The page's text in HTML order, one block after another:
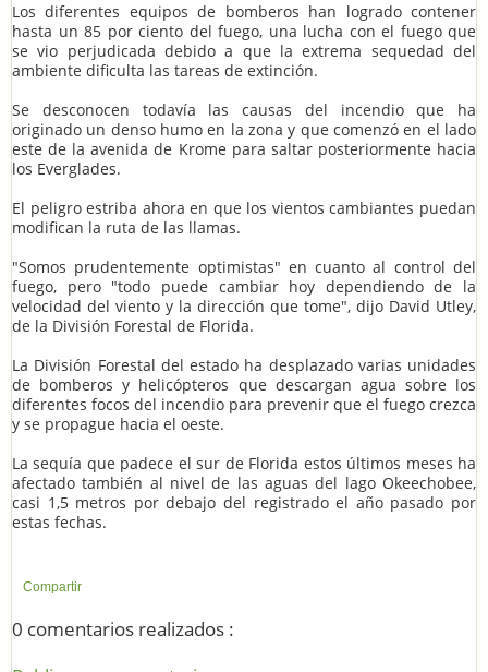
Los diferentes equipos de bomberos han logrado contener
hasta un 85 por ciento del fuego, una lucha con el fuego que
se vio perjudicada debido a que la extrema sequedad del
ambiente dificulta las tareas de extinción.
Se desconocen todavía las causas del incendio que ha
originado un denso humo en la zona y que comenzó en el lado
este de la avenida de Krome para saltar posteriormente hacia
los Everglades.
El peligro estriba ahora en que los vientos cambiantes puedan
modifican la ruta de las llamas.
"Somos prudentemente optimistas" en cuanto al control del
fuego, pero "todo puede cambiar hoy dependiendo de la
velocidad del viento y la dirección que tome", dijo David Utley,
de la División Forestal de Florida.
La División Forestal del estado ha desplazado varias unidades
de bomberos y helicópteros que descargan agua sobre los
diferentes focos del incendio para prevenir que el fuego crezca
y se propague hacia el oeste.
La sequía que padece el sur de Florida estos últimos meses ha
afectado también al nivel de las aguas del lago Okeechobee,
casi 1,5 metros por debajo del registrado el año pasado por
estas fechas.
Compartir
0 comentarios realizados :